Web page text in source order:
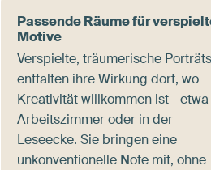
Passende Räume für
Motive
Verspielte, träumerische Porträts
entfalten ihre Wirkung dort, wo
Kreativität willkommen ist -
Arbeitszimmer oder in der
Leseecke. Sie bringen eine
unkonventionelle Note mit, ohne